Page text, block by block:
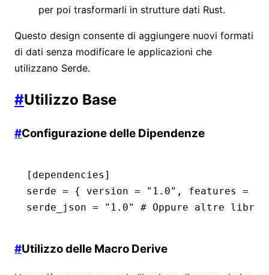
per poi trasformarli in strutture dati Rust.
Questo design consente di aggiungere nuovi formati
di dati senza modificare le applicazioni che
utilizzano Serde.
#Utilizzo Base
#Configurazione delle Dipendenze
[dependencies]
serde = { version = "1.0" , features =
serde_json = "1.0" # Oppure altre
#Utilizzo delle Macro Derive